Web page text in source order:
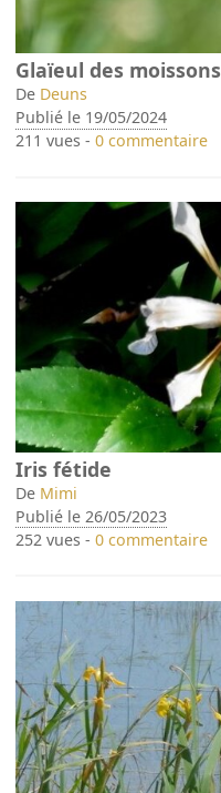
Glaïeul des moissons
De Deuns
Publié le 19/05/2024
211 vues -0 commentaire
Iris fétide
De Mimi
Publié le 26/05/2023
252 vues -0 commentaire